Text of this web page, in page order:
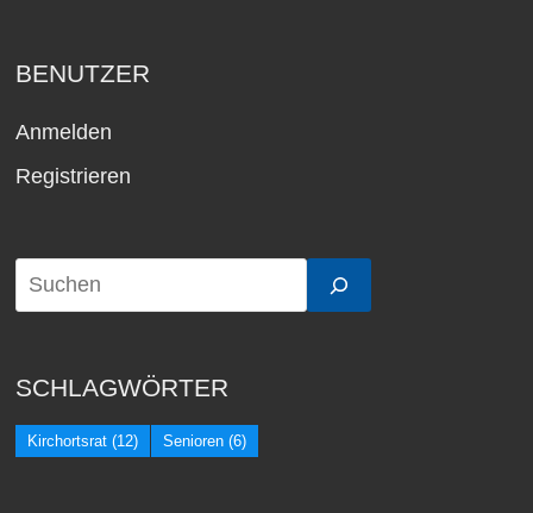
BENUTZER
Anmelden
Registrieren
SCHLAGWÖRTER
Kirchortsrat (12) Senioren (6)